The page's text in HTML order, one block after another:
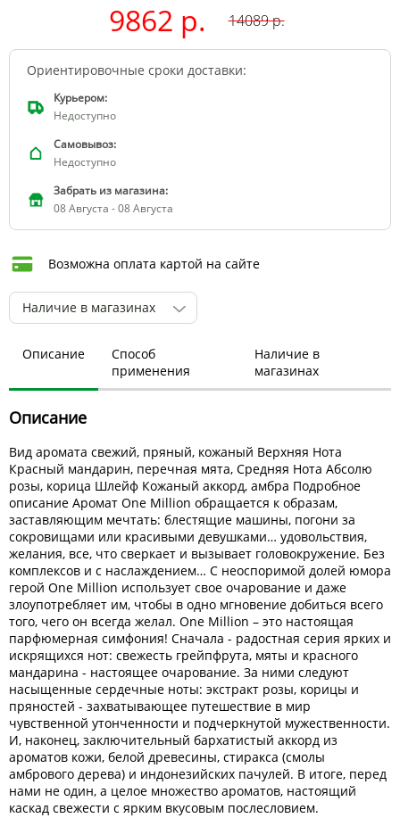
9862 р. 14089р.
Ориентировочные сроки доставки:
Курьером:
Недоступно
Самовывоз:
Недоступно
Забрать из магазина:
08 Августа - 08 Августа
Возможна оплата картой на сайте
Наличие в магазинах
Описание
Способ
применения
Наличие в
магазинах
Описание
Вид аромата свежий, пряный, кожаный Верхняя Нота
Красный мандарин, перечная мята, Средняя Нота Абсолю
розы, корица Шлейф Кожаный аккорд, амбра Подробное
описание Аромат One Million обращается к образам,
заставляющим мечтать: блестящие машины, погони за
сокровищами или красивыми девушками… удовольствия,
желания, все, что сверкает и вызывает головокружение. Без
комплексов и с наслаждением… С неоспоримой долей юмора
герой One Million использует свое очарование и даже
злоупотребляет им, чтобы в одно мгновение добиться всего
того, чего он всегда желал. One Million – это настоящая
парфюмерная симфония! Сначала - радостная серия ярких и
искрящихся нот: свежесть грейпфрута, мяты и красного
мандарина - настоящее очарование. За ними следуют
насыщенные сердечные ноты: экстракт розы, корицы и
пряностей - захватывающее путешествие в мир
чувственной утонченности и подчеркнутой мужественности.
И, наконец, заключительный бархатистый аккорд из
ароматов кожи, белой древесины, стиракса (смолы
амбрового дерева) и индонезийских пачулей. В итоге, перед
нами не один, а целое множество ароматов, настоящий
каскад свежести с ярким вкусовым послесловием.